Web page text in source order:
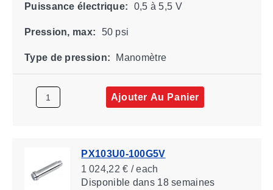
Puissance électrique: 0,5 à 5,5 V
Pression, max: 50 psi
Type de pression: Manomètre
Ajouter Au Panier
PX103U0-100G5V
1 024,22 € / each
Disponibledans 18 semaines